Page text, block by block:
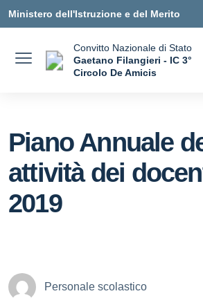
Ministero dell'Istruzione e del Merito
Convitto Nazionale di Stato
Gaetano Filangieri - IC 3°
Circolo De Amicis
Piano Annuale
attività dei
2019
Personale scolastico